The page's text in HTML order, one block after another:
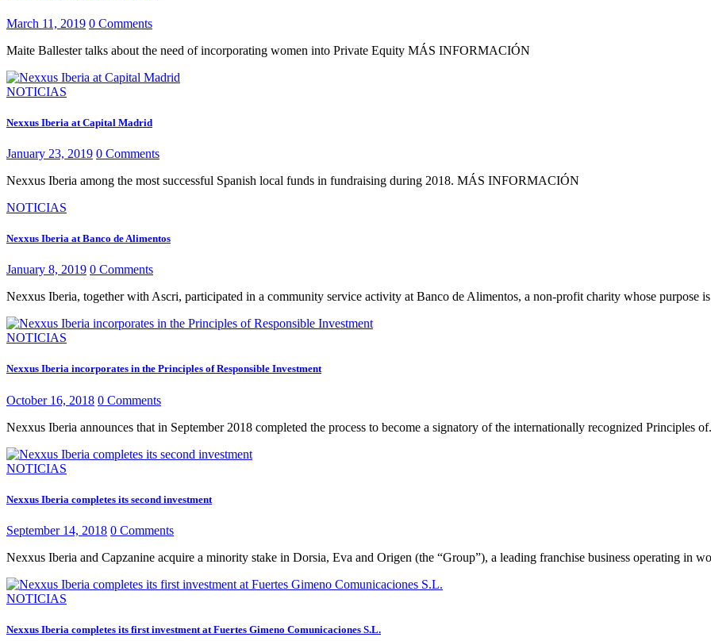
March 11, 2019 0 Comments
Maite Ballester talks about the need of incorporating women into Private Equity MÁS INFORMACIÓN
NOTICIAS
Nexxus Iberia at Capital Madrid
January 23, 2019 0 Comments
Nexxus Iberia among the most successful Spanish local funds in fundraising during 2018. MÁS INFORMACIÓN
NOTICIAS
Nexxus Iberia at Banco de Alimentos
January 8, 2019 0 Comments
Nexxus Iberia, together with Ascri, participated in a community service activity at Banco de Alimentos, a non-profit charity whose purpose
NOTICIAS
Nexxus Iberia incorporates in the Principles of Responsible Investment
October 16, 2018 0 Comments
Nexxus Iberia announces that in September 2018 completed the process to become a signatory of the internationally recognized Principles
NOTICIAS
Nexxus Iberia completes its second investment
September 14, 2018 0 Comments
Nexxus Iberia and Capzanine acquire a minority stake in Dorsia, Eva and Origen (the “Group”), a leading franchise business operating in
NOTICIAS
Nexxus Iberia completes its first investment at Fuertes Gimeno Comunicaciones S.L.